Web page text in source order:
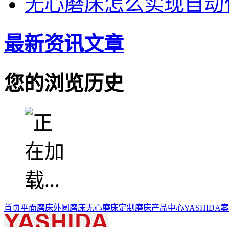
最新资讯文章
您的浏览历史
首页平面磨床外圆磨床无心磨床定制磨床产品中心YASHIDA